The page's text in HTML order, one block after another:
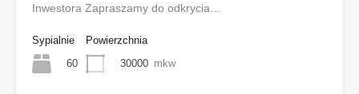
Inwestora Zapraszamy do odkrycia…
Sypialnie
60
Powierzchnia
30000 mkw